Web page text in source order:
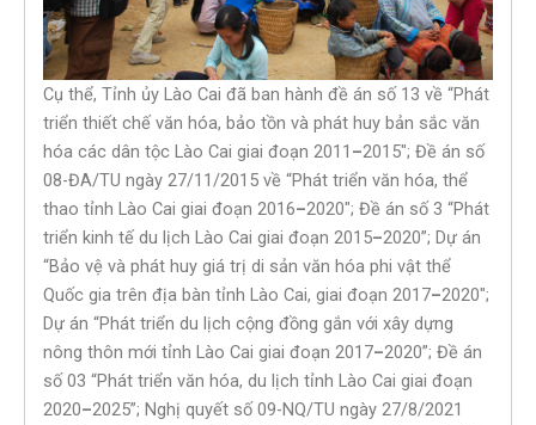
Cụ thể, Tỉnh ủy Lào Cai đã ban hành đề án số 13 về “Phát
triển thiết chế văn hóa, bảo tồn và phát huy bản sắc văn
hóa các dân tộc Lào Cai giai đoạn 2011 –2015″; Đề án số
08-ĐA/TU ngày 27/11/2015 về “Phát triển văn hóa, thể
thao tỉnh Lào Cai giai đoạn 2016–2020″; Đề án số 3 “Phát
triển kinh tế du lịch Lào Cai giai đoạn 2015–2020”; Dự án
“Bảo vệ và phát huy giá trị di sản văn hóa phi vật thể
Quốc gia trên địa bàn tỉnh Lào Cai, giai đoạn 2017–2020″;
Dự án “Phát triển du lịch cộng đồng gắn với xây dựng
nông thôn mới tỉnh Lào Cai giai đoạn 2017–2020”; Đề án
số 03 “Phát triển văn hóa, du lịch tỉnh Lào Cai giai đoạn
2020–2025”; Nghị quyết số 09-NQ/TU ngày 27/8/2021